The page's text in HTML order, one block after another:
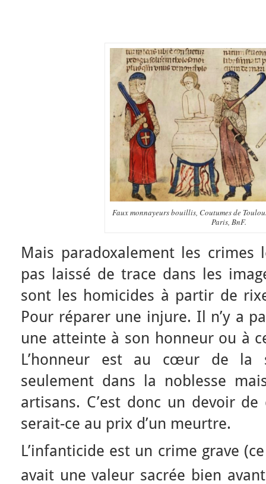
Faux monnayeurs bouillis, Coutumes de
Paris, BnF.
Mais paradoxalement les crimes
pas laissé de trace dans les
sont les homicides à partir de
Pour réparer une injure. Il n’y a
une atteinte à son honneur ou à
L’honneur est au cœur de la
seulement dans la noblesse
artisans. C’est donc un devoir
serait-ce au prix d’un meurtre.
L’infanticide est un crime grave
avait une valeur sacrée bien